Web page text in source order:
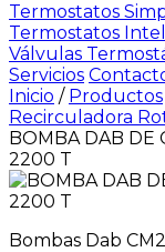
Termostatos
Termostatos
Válvulas
Servicios
Inicio / Productos
Recirculadora
BOMBA DAB DE
2200 T
Bombas Dab